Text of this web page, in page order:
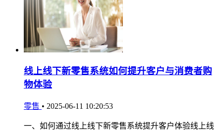
线上线下新零售系统如何提升客户与消费者购
物体验
零售 • 2025-06-11 10:20:53
一、如何通过线上线下新零售系统提升客户体验线上线